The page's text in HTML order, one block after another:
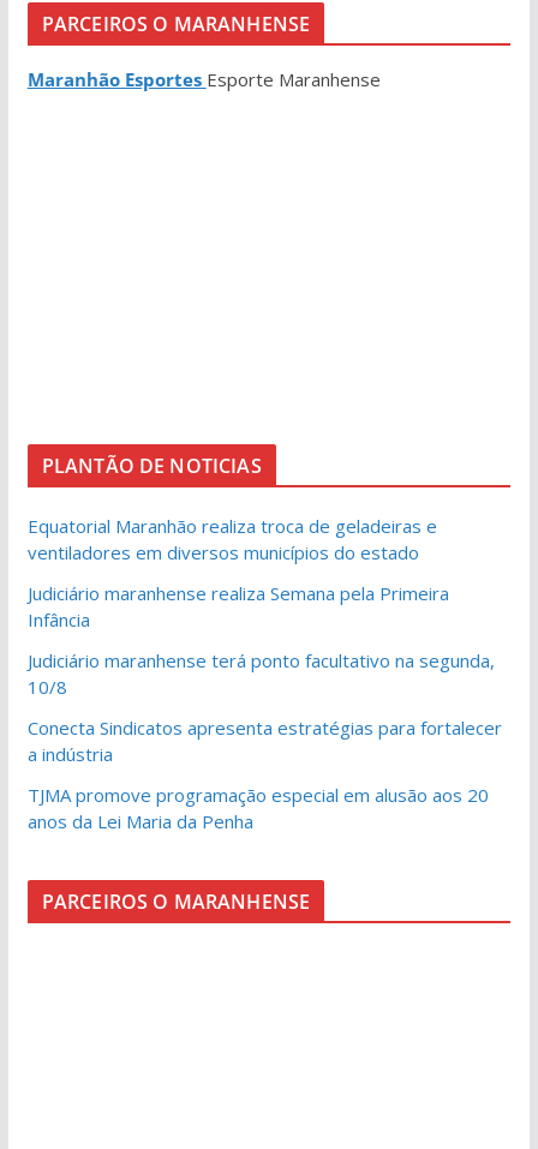
PARCEIROS O MARANHENSE
Maranhão Esportes Esporte Maranhense
PLANTÃO DE NOTICIAS
Equatorial Maranhão realiza troca de geladeiras e
ventiladores em diversos municípios do estado
Judiciário maranhense realiza Semana pela Primeira
Infância
Judiciário maranhense terá ponto facultativo na segunda,
10/8
Conecta Sindicatos apresenta estratégias para fortalecer
a indústria
TJMA promove programação especial em alusão aos 20
anos da Lei Maria da Penha
PARCEIROS O MARANHENSE